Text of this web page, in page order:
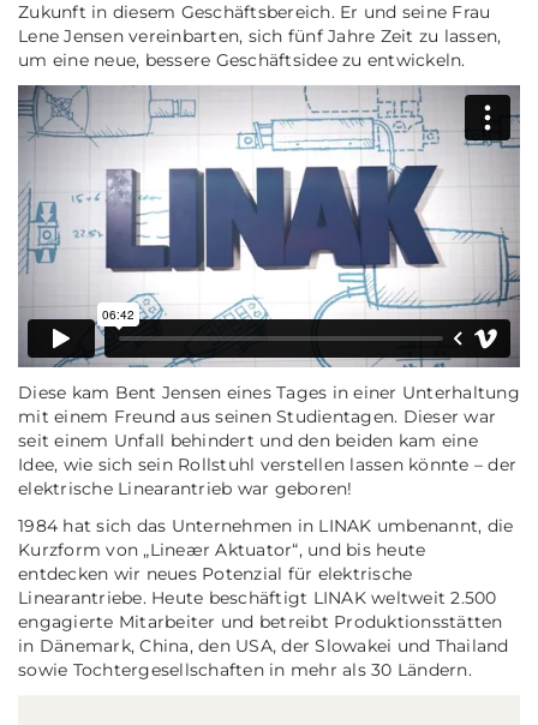
Zukunft in diesem Geschäftsbereich. Er und seine Frau
Lene Jensen vereinbarten, sich fünf Jahre Zeit zu lassen,
um eine neue, bessere Geschäftsidee zu entwickeln.
Diese kam Bent Jensen eines Tages in einer Unterhaltung
mit einem Freund aus seinen Studientagen. Dieser war
seit einem Unfall behindert und den beiden kam eine
Idee, wie sich sein Rollstuhl verstellen lassen könnte – der
elektrische Linearantrieb war geboren!
1984 hat sich das Unternehmen in LINAK umbenannt, die
Kurzform von „Lineær Aktuator“, und bis heute
entdecken wir neues Potenzial für elektrische
Linearantriebe. Heute beschäftigt LINAK weltweit 2.500
engagierte Mitarbeiter und betreibt Produktionsstätten
in Dänemark, China, den USA, der Slowakei und Thailand
sowie Tochtergesellschaften in mehr als 30 Ländern.